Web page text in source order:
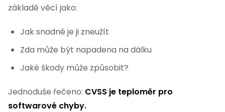
základě věcí jako:
Jak snadné je ji zneužít
Zda může být napadena na dálku
Jaké škody může způsobit?
Jednoduše řečeno: CVSS je teploměr pro
softwarové chyby.